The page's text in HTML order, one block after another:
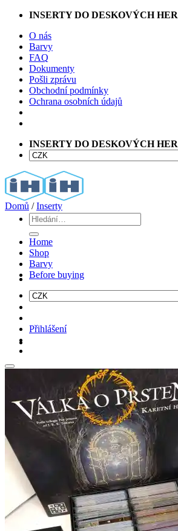
Přeskočit
obsah
INSERTY DO DESKOVÝCH HER
O nás
Barvy
FAQ
Dokumenty
Pošli zprávu
Obchodní podmínky
Ochrana osobních údajů
INSERTY DO DESKOVÝCH HER
Hledat:
Home
Shop
Barvy
Before buying
Přihlášení
Domů / Inserty